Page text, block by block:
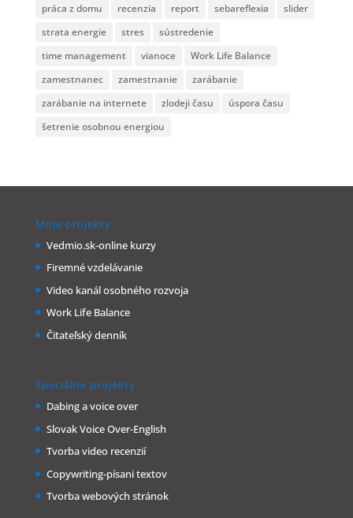
práca z domu
recenzia report sebareflexia
slider
strata energie
stres
sústredenie
time management
vianoce
Work Life Balance
zamestnanec
zamestnanie
zarábanie
zarábanie na internete
zlodeji času
úspora času
šetrenie osobnou energiou
Moje projekty
Vedmio.sk-online kurzy
Firemné vzdelávanie
Video kanál osobného rozvoja
Work Life Balance
Čitateľský denník
Špeciálne projekty
Dabing a voice over
Slovak Voice Over-English
Tvorba video recenzií
Copywriting-písani textov
Tvorba webových stránok